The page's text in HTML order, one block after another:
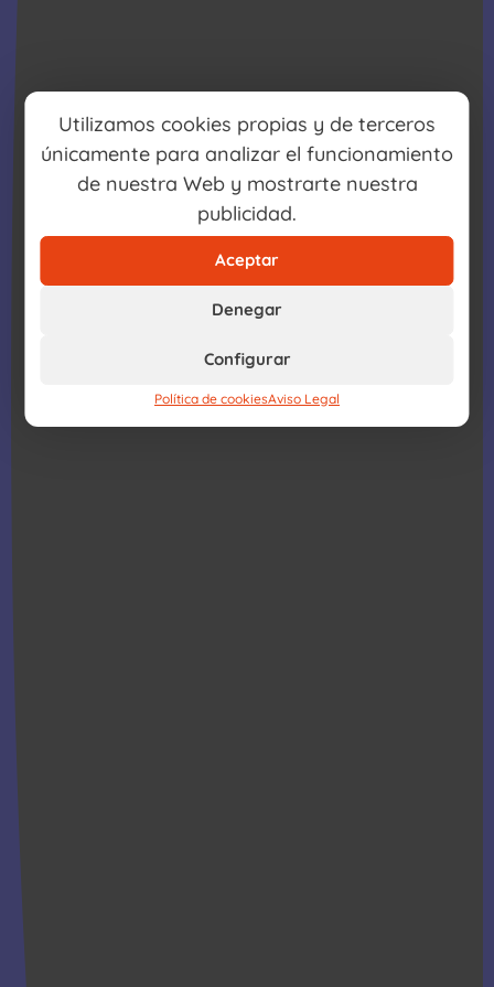
Utilizamos cookies propias y de terceros
únicamente para analizar el funcionamiento
de nuestra Web y mostrarte nuestra
publicidad.
Aceptar
Denegar
Configurar
Política de cookiesAviso Legal